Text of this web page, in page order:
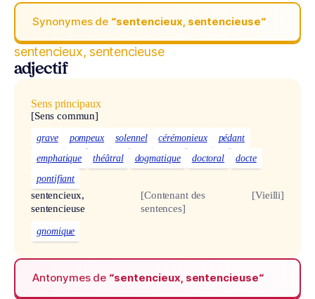
Synonymes de “sentencieux, sentencieuse“
sentencieux, sentencieuse
adjectif
Sens principaux
[Sens commun]
grave pompeux solennel cérémonieux
pédant
emphatique
théâtral dogmatique doctoral
docte
pontifiant
sentencieux,
sentencieuse
[Contenant des
sentences]
[Vieilli]
gnomique
Antonymes de “sentencieux, sentencieuse“